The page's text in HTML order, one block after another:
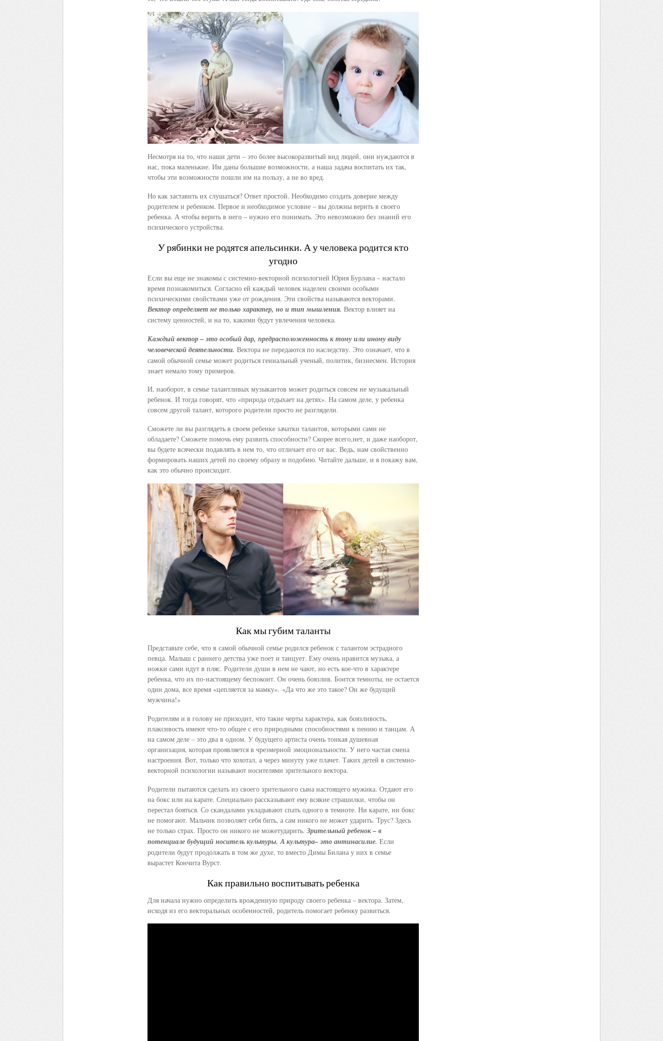
Несмотря на то, что наши дети – это более высокоразвитый вид людей, они нуждаются в
нас, пока маленькие. Им даны большие возможности, а наша задача воспитать их так,
чтобы эти возможности пошли им на пользу, а не во вред.
Но как заставить их слушаться? Ответ простой. Необходимо создать доверие между
родителем и ребенком. Первое и необходимое условие – вы должны верить в своего
ребенка. А чтобы верить в него – нужно его понимать. Это невозможно без знаний его
психического устройства.
У рябинки не родятся апельсинки. А у человека родится кто
угодно
Если вы еще не знакомы с системно-векторной психологией Юрия Бурлана – настало
время познакомиться. Согласно ей каждый человек наделен своими особыми
психическими свойствами уже от рождения. Эти свойства называются векторами.
Вектор определяет не только характер, но и тип мышления. Вектор влияет на
систему ценностей, и на то, какими будут увлечения человека.
Каждый вектор – это особый дар, предрасположенность к тому или иному виду
человеческой деятельности. Вектора не передаются по наследству. Это означает, что в
самой обычной семье может родиться гениальный ученый, политик, бизнесмен. История
знает немало тому примеров.
И, наоборот, в семье талантливых музыкантов может родиться совсем не музыкальный
ребенок. И тогда говорят, что «природа отдыхает на детях». На самом деле, у ребенка
совсем другой талант, которого родители просто не разглядели.
Сможете ли вы разглядеть в своем ребенке зачатки талантов, которыми сами не
обладаете? Сможете помочь ему развить способности? Скорее всего,нет, и даже наоборот,
вы будете всячески подавлять в нем то, что отличает его от вас. Ведь, нам свойственно
формировать наших детей по своему образу и подобию. Читайте дальше, и я покажу вам,
как это обычно происходит.
Как мы губим таланты
Представьте себе, что в самой обычной семье родился ребенок с талантом эстрадного
певца. Малыш с раннего детства уже поет и танцует. Ему очень нравится музыка, а
ножки сами идут в пляс. Родители души в нем не чают, но есть кое-что в характере
ребенка, что их по-настоящему беспокоит. Он очень боязлив. Боится темноты, не остается
один дома, все время «цепляется за мамку». «Да что же это такое? Он же будущий
мужчина!»
Родителям и в голову не приходит, что такие черты характера, как боязливость,
плаксивость имеют что-то общее с его природными способностями к пению и танцам. А
на самом деле – это два в одном. У будущего артиста очень тонкая душевная
организация, которая проявляется в чрезмерной эмоциональности. У него частая смена
настроения. Вот, только что хохотал, а через минуту уже плачет. Таких детей в системно-
векторной психологии называют носителями зрительного вектора.
Родители пытаются сделать из своего зрительного сына настоящего мужика. Отдают его
на бокс или на карате. Специально рассказывают ему всякие страшилки, чтобы он
перестал бояться. Со скандалами укладывают спать одного в темноте. Ни карате, ни бокс
не помогают. Мальчик позволяет себя бить, а сам никого не может ударить. Трус? Здесь
не только страх. Просто он никого не можетударить. Зрительный ребенок – в
потенциале будущий носитель культуры. А культура– это антинасилие. Если
родители будут продолжать в том же духе, то вместо Димы Билана у них в семье
вырастет Кончита Вурст.
Как правильно воспитывать ребенка
Для начала нужно определить врожденную природу своего ребенка – вектора. Затем,
исходя из его векторальных особенностей, родитель помогает ребенку развиться.